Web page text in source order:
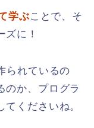
学ぶことで、そ
に！
られているの
のか、プログラ
くださいね。